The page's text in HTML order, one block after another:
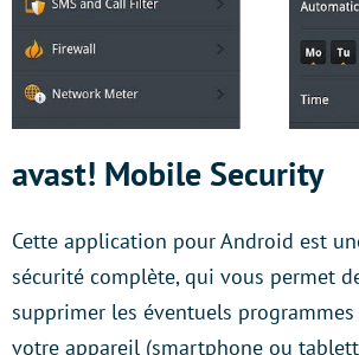
avast! Mobile Security
Cette application pour Android est
sécurité complète, qui vous permet
supprimer les éventuels
votre appareil (smartphone ou